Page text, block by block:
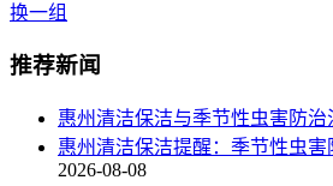
换一组
推荐新闻
惠州清洁保洁与季节性虫害防治
惠州清洁保洁提醒：季节性虫
2026-08-08